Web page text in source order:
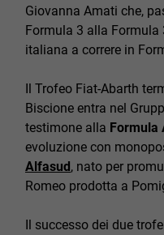
Giovanna Amati che,
Formula 3 alla Formula
italiana a correre in
Il Trofeo Fiat-Abarth
Biscione entra nel
testimone alla Formula
evoluzione con
Alfasud, nato per
Romeo prodotta a
Il successo dei due